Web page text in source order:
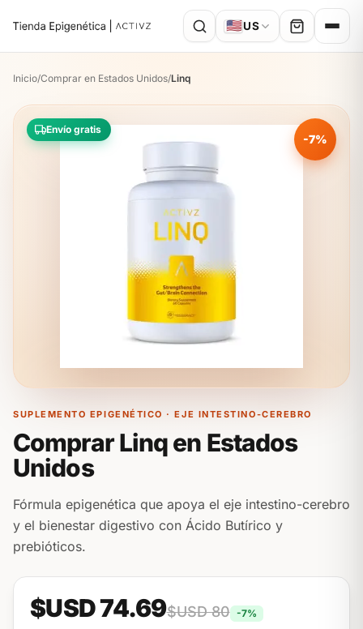
🇺🇸US
Inicio/Comprar en Estados Unidos/Linq
Envío gratis
-7%
SUPLEMENTO EPIGENÉTICO · EJE INTESTINO-CEREBRO
Comprar Linq en Estados
Unidos
Fórmula epigenética que apoya el eje intestino-cerebro
y el bienestar digestivo con Ácido Butírico y
prebióticos.
$USD 74.69$USD 80 -7%